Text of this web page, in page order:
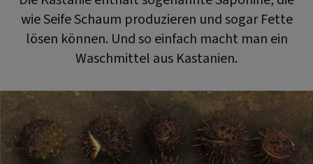
wie Seife Schaum produzieren und sogar Fette
lösen können. Und so einfach macht man ein
Waschmittel aus Kastanien.